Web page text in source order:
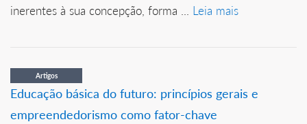
inerentes à sua concepção, forma ... Leia mais
Artigos
Educação básica do futuro: princípios gerais e
empreendedorismo como fator-chave